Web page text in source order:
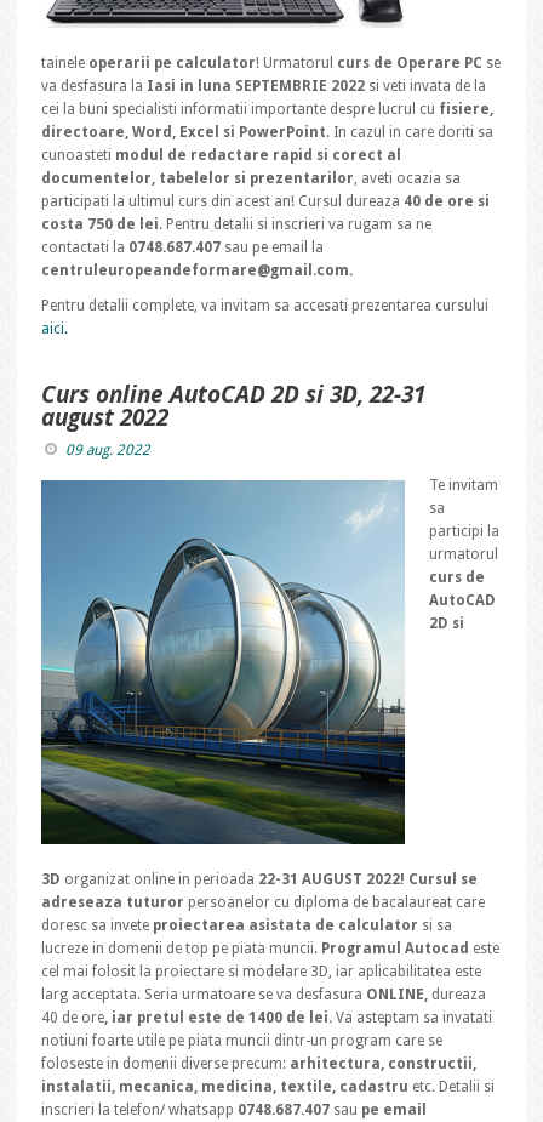
tainele operarii pe calculator! Urmatorul curs de Operare PC se
va desfasura la Iasi in luna SEPTEMBRIE 2022 si veti invata de la
cei la buni specialisti informatii importante despre lucrul cu fisiere,
directoare, Word, Excel si PowerPoint. In cazul in care doriti sa
cunoasteti modul de redactare rapid si corect al
documentelor, tabelelor si prezentarilor, aveti ocazia sa
participati la ultimul curs din acest an! Cursul dureaza 40 de ore si
costa 750 de lei. Pentru detalii si inscrieri va rugam sa ne
contactati la 0748.687.407 sau pe email la
centruleuropeandeformare@gmail.com.
Pentru detalii complete, va invitam sa accesati prezentarea cursului
aici.
Curs online AutoCAD 2D si 3D, 22-31
august 2022
09 aug. 2022
Te invitam
sa
participi la
urmatorul
curs de
AutoCAD
2D si
3D organizat online in perioada 22-31 AUGUST 2022! Cursul se
adreseaza tuturor persoanelor cu diploma de bacalaureat care
doresc sa invete proiectarea asistata de calculator si sa
lucreze in domenii de top pe piata muncii. Programul Autocad este
cel mai folosit la proiectare si modelare 3D, iar aplicabilitatea este
larg acceptata. Seria urmatoare se va desfasura ONLINE, dureaza
40 de ore, iar pretul este de 1400 de lei. Va asteptam sa invatati
notiuni foarte utile pe piata muncii dintr-un program care se
foloseste in domenii diverse precum: arhitectura, constructii,
instalatii, mecanica, medicina, textile, cadastru etc. Detalii si
inscrieri la telefon/ whatsapp 0748.687.407 sau pe email